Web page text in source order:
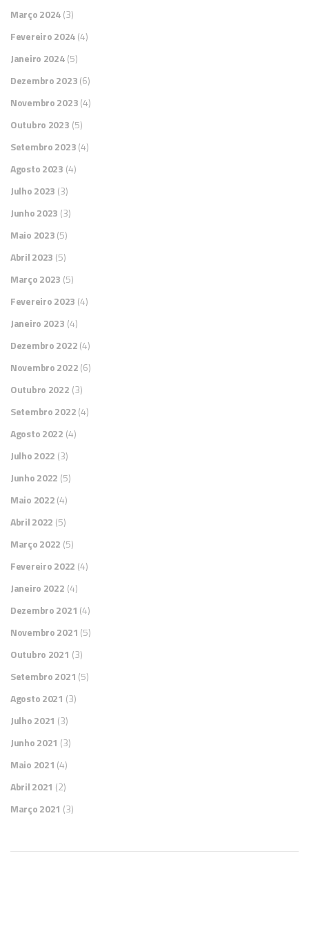
Março 2024(3)
Fevereiro 2024(4)
Janeiro 2024(5)
Dezembro 2023(6)
Novembro 2023(4)
Outubro 2023 (5)
Setembro 2023(4)
Agosto 2023 (4)
Julho 2023 (3)
Junho 2023 (3)
Maio 2023(5)
Abril 2023 (5)
Março 2023 (5)
Fevereiro 2023 (4)
Janeiro 2023 (4)
Dezembro 2022(4)
Novembro 2022(6)
Outubro 2022 (3)
Setembro 2022(4)
Agosto 2022 (4)
Julho 2022 (3)
Junho 2022 (5)
Maio 2022(4)
Abril 2022 (5)
Março 2022 (5)
Fevereiro 2022 (4)
Janeiro 2022 (4)
Dezembro 2021 (4)
Novembro 2021 (5)
Outubro 2021 (3)
Setembro 2021 (5)
Agosto 2021 (3)
Julho 2021 (3)
Junho 2021 (3)
Maio 2021 (4)
Abril 2021 (2)
Março 2021 (3)